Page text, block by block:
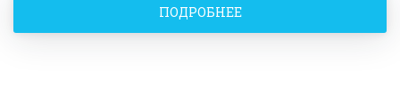
ПОДРОБНЕЕ